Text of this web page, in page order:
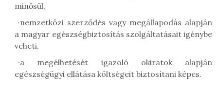
minősül,
·nemzetközi szerződés vagy megállapodás alapján
a magyar egészségbiztosítás szolgáltatásait igénybe
veheti,
·a megélhetését igazoló okiratok alapján
egészségügyi ellátása költségeit biztosítani képes.